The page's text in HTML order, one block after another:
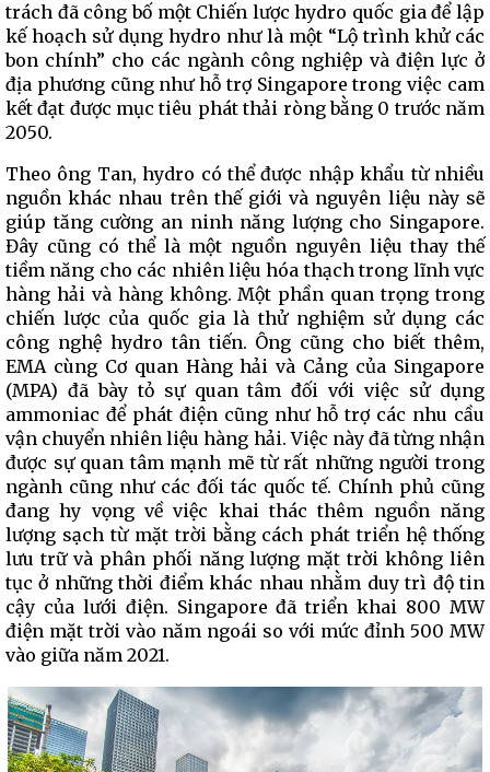
trách đã công bố một Chiến lược hydro quốc gia để lập
kế hoạch sử dụng hydro như là một “Lộ trình khử các
bon chính” cho các ngành công nghiệp và điện lực ở
địa phương cũng như hỗ trợ Singapore trong việc cam
kết đạt được mục tiêu phát thải ròng bằng 0 trước năm
2050.
Theo ông Tan, hydro có thể được nhập khẩu từ nhiều
nguồn khác nhau trên thế giới và nguyên liệu này sẽ
giúp tăng cường an ninh năng lượng cho Singapore.
Đây cũng có thể là một nguồn nguyên liệu thay thế
tiềm năng cho các nhiên liệu hóa thạch trong lĩnh vực
hàng hải và hàng không. Một phần quan trọng trong
chiến lược của quốc gia là thử nghiệm sử dụng các
công nghệ hydro tân tiến. Ông cũng cho biết thêm,
EMA cùng Cơ quan Hàng hải và Cảng của Singapore
(MPA) đã bày tỏ sự quan tâm đối với việc sử dụng
ammoniac để phát điện cũng như hỗ trợ các nhu cầu
vận chuyển nhiên liệu hàng hải. Việc này đã từng nhận
được sự quan tâm mạnh mẽ từ rất những người trong
ngành cũng như các đối tác quốc tế. Chính phủ cũng
đang hy vọng về việc khai thác thêm nguồn năng
lượng sạch từ mặt trời bằng cách phát triển hệ thống
lưu trữ và phân phối năng lượng mặt trời không liên
tục ở những thời điểm khác nhau nhằm duy trì độ tin
cậy của lưới điện. Singapore đã triển khai 800 MW
điện mặt trời vào năm ngoái so với mức đỉnh 500 MW
vào giữa năm 2021.